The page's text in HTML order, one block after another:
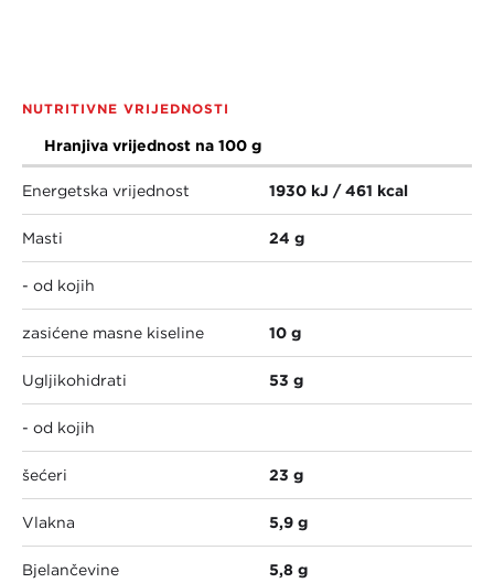
NUTRITIVNE VRIJEDNOSTI
Hranjiva vrijednost na 100 g
Energetska vrijednost 1930 kJ / 461 kcal
Masti 24 g
- od kojih
zasićene masne kiseline 10 g
Ugljikohidrati 53 g
- od kojih
šećeri 23 g
Vlakna 5,9 g
Bjelančevine 5,8 g